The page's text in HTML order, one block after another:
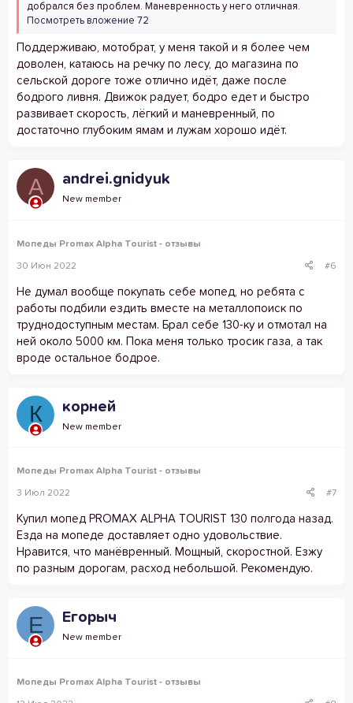
добрался без проблем. Маневренность у него отличная.
Посмотреть вложение 72
Поддерживаю, мотобрат, у меня такой и я более чем
доволен, катаюсь на речку по лесу, до магазина по
сельской дороге тоже отлично идёт, даже после
бодрого ливня. Движок радует, бодро едет и быстро
развивает скорость, лёгкий и маневренный, по
достаточно глубоким ямам и лужам хорошо идёт.
A andrei.gnidyuk
New member
Мопеды Promax Alpha Tourist - отзывы
30 Июн 2022 #6
Не думал вообще покупать себе мопед, но ребята с
работы подбили ездить вместе на металлопоиск по
труднодоступным местам. Брал себе 130-ку и отмотал на
ней около 5000 км. Пока меня только тросик газа, а так
вроде остальное бодрое.
К корней
New member
Мопеды Promax Alpha Tourist - отзывы
3 Июл 2022 #7
Купил мопед PROMAX ALPHA TOURIST 130 полгода назад.
Езда на мопеде доставляет одно удовольствие.
Нравится, что манёвренный. Мощный, скоростной. Езжу
по разным дорогам, расход небольшой. Рекомендую.
Е Егорыч
New member
Мопеды Promax Alpha Tourist - отзывы